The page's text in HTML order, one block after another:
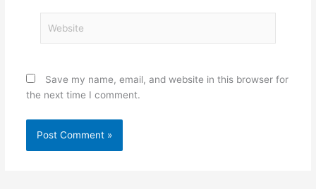
Save my name, email, and website in this browser for
the next time I comment.